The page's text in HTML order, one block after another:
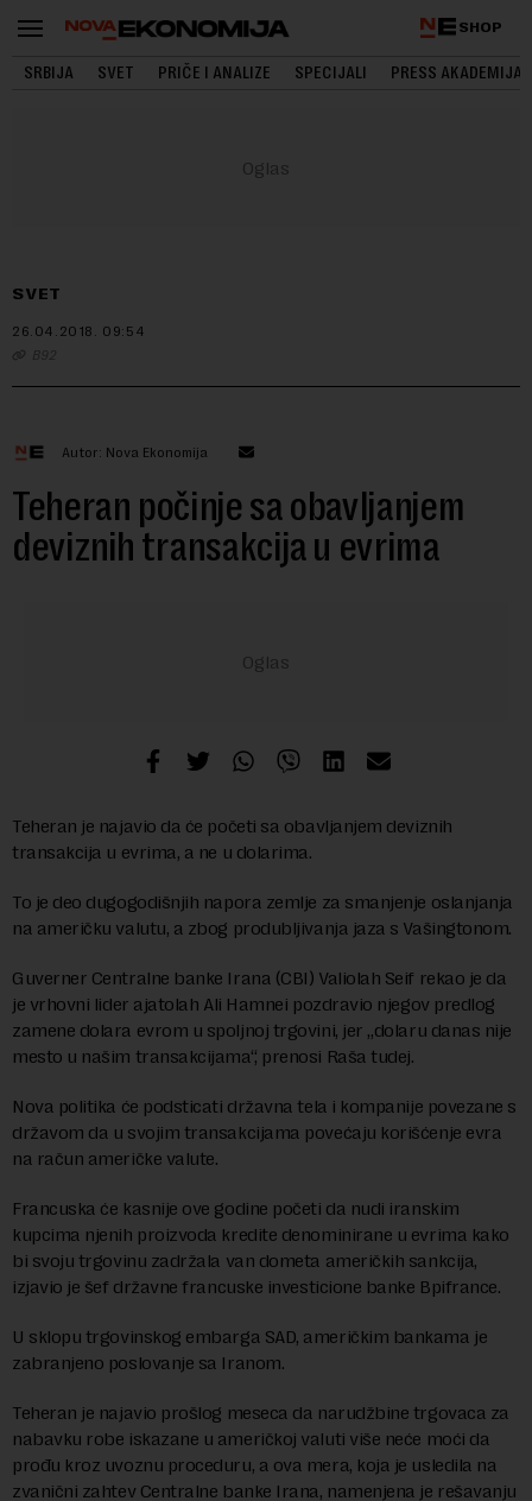
SHOP
SRBIJA SVET PRIČE I ANALIZE SPECIJALI PRESS AKADEMIJA
SVET
26.04.2018. 09:54
B92
Autor: Nova Ekonomija
Teheran počinje sa obavljanjem
deviznih transakcija u evrima
Teheran je najavio da će početi sa obavljanjem deviznih
transakcija u evrima, a ne u dolarima.
To je deo dugogodišnjih napora zemlje za smanjenje oslanjanja
na američku valutu, a zbog produbljivanja jaza s Vašingtonom.
Guverner Centralne banke Irana (CBI) Valiolah Seif rekao je da
je vrhovni lider ajatolah Ali Hamnei pozdravio njegov predlog
zamene dolara evrom u spoljnoj trgovini, jer „dolaru danas nije
mesto u našim transakcijama“, prenosi Raša tudej.
Nova politika će podsticati državna tela i kompanije povezane s
državom da u svojim transakcijama povećaju korišćenje evra
na račun američke valute.
Francuska će kasnije ove godine početi da nudi iranskim
kupcima njenih proizvoda kredite denominirane u evrima kako
bi svoju trgovinu zadržala van dometa američkih sankcija,
izjavio je šef državne francuske investicione banke Bpifrance.
U sklopu trgovinskog embarga SAD, američkim bankama je
zabranjeno poslovanje sa Iranom.
Teheran je najavio prošlog meseca da narudžbine trgovaca za
nabavku robe iskazane u američkoj valuti više neće moći da
prođu kroz uvoznu proceduru, a ova mera, koja je usledila na
zvanični zahtev Centralne banke Irana, namenjena je rešavanju